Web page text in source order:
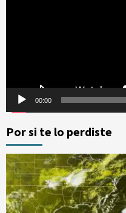
00:00
Por si te lo perdiste